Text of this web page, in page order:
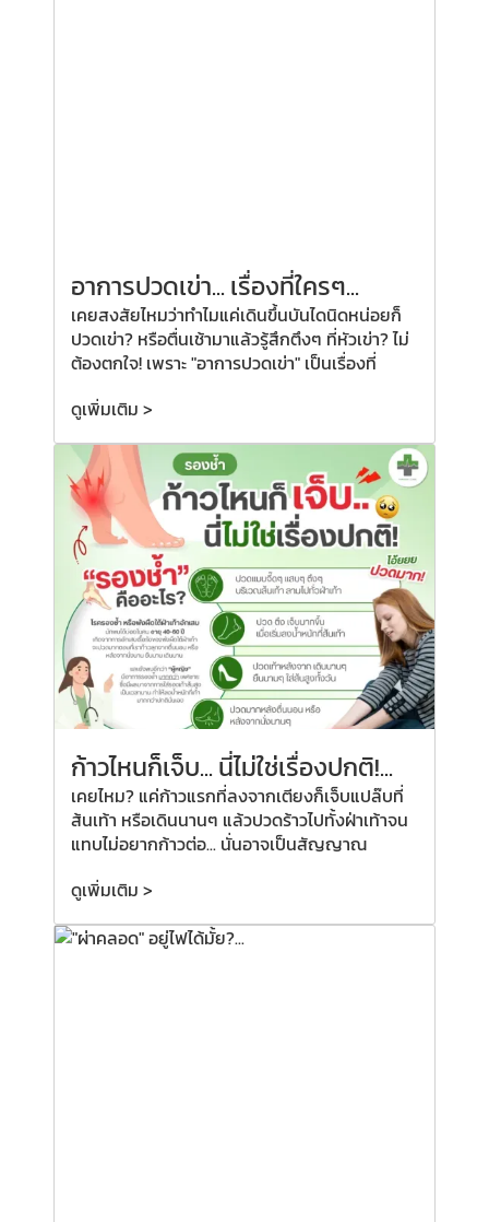
อาการปวดเข่า... เรื่องที่ใครๆ...
เคยสงสัยไหมว่าทำไมแค่เดินขึ้นบันไดนิดหน่อยก็
ปวดเข่า? หรือตื่นเช้ามาแล้วรู้สึกตึงๆ ที่หัวเข่า? ไม่
ต้องตกใจ! เพราะ "อาการปวดเข่า" เป็นเรื่องที่
ดูเพิ่มเติม >
ก้าวไหนก็เจ็บ... นี่ไม่ใช่เรื่องปกติ!...
เคยไหม? แค่ก้าวแรกที่ลงจากเตียงก็เจ็บแปล๊บที่
ส้นเท้า หรือเดินนานๆ แล้วปวดร้าวไปทั้งฝ่าเท้าจน
แทบไม่อยากก้าวต่อ... นั่นอาจเป็นสัญญาณ
ดูเพิ่มเติม >